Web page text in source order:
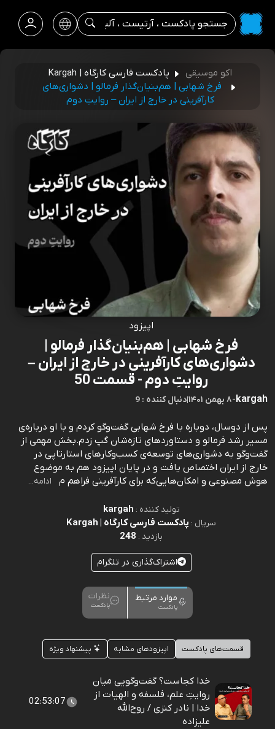
اکو موسیقی
پادکست فارسی کارگاه | Kargah
فرخ شهابی | هم‌بنیان‌گذار فرمالو | دشواری‌های
کارآفرینی در خارج از ایران – روایتِ دوم
اپیزود
فرخ شهابی | هم‌بنیان‌گذار فرمالو |
دشواری‌های کارآفرینی در خارج از ایران –
روایتِ دوم - قسمت 50
kargah
-۸ بهمن ۱۴۰۱ |9 : دنبال کننده
پس از دوسال، دوباره با فرخ شهابی گفت‌وگو کردم و با او درباره‌ی
مسیر رشد فرمالو و دستاوردهای تازه‌شان گپ زدم.بخش مهمی از
گفت‌وگو به دشواری‌های توسعه‌ی کسب‌وکارهای استارتاپی در
خارج از ایران اختصاص یافت و در پایان اپیزود هم به موضوع
هوش مصنوعی و امکان‌هایی‌که برای کارآفرینی فراهم م
ادامه...
تولید کننده : kargah
سریال : پادکست فارسی کارگاه | Kargah
بازدید : 248
اشتراک‌گذاری در تلگرام
موارد مرتبط
پادکست
نظرات
پادکست
قسمت‌های پادکست اپیزودهای مشابه پیشنهاد ویژه
خدا کجاست؟ گفت‌وگویی میان
روایتِ علم، فلسفه و الهیات از
خدا | نادر کنزی / روح‌الله
علیزاده
02:53:07